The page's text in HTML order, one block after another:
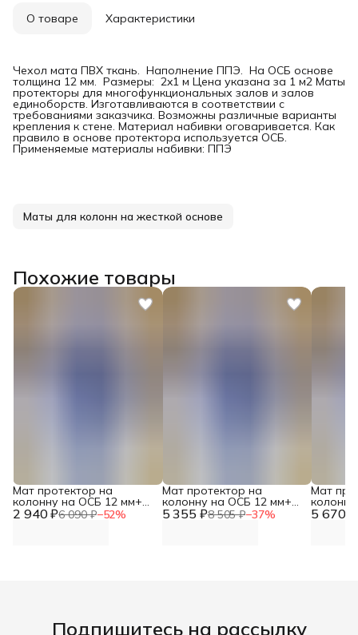
О товаре Характеристики
Чехол мата ПВХ ткань. Наполнение ППЭ. На ОСБ основе
толщина 12 мм. Размеры: 2x1 м Цена указана за 1 м2 Маты
протекторы для многофункциональных залов и залов
единоборств. Изготавливаются в соответствии с
требованиями заказчика. Возможны различные варианты
крепления к стене. Материал набивки оговаривается. Как
правило в основе протектора используется ОСБ.
Применяемые материалы набивки: ППЭ
Маты для колонн на жесткой основе
Похожие товары
2 940 ₽6 090 ₽−52%
Мат протектор на
колонну на ОСБ 12 мм+
НПЭ 2см на крючках DNN 5 355 ₽8 505 ₽−37%
Мат протектор на
колонну на ОСБ 12 мм+
ППЭ 3см на планках DNN 5 670 ₽
Мат
ППЭ 5см
Подпишитесь на рассылку